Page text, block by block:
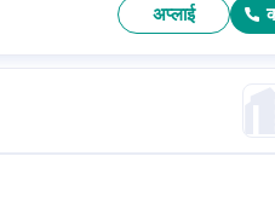
अप्लाई